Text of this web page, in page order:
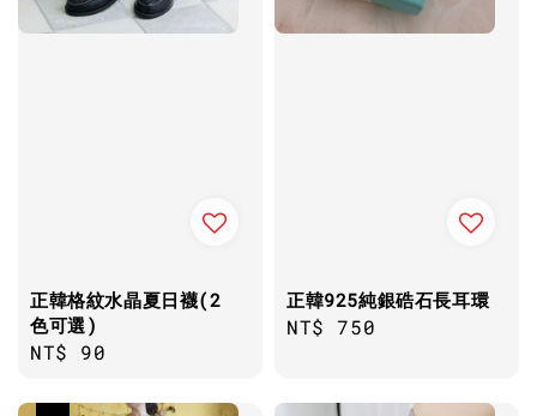
正韓格紋水晶夏日襪(2
色可選)
Regular
NT$ 90
正韓925純銀硞石長耳環
Regular
NT$ 750